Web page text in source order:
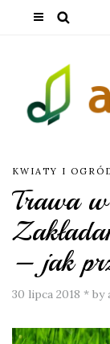
KWIATY I
Trawa
– jak
30 lipca 2018 * by